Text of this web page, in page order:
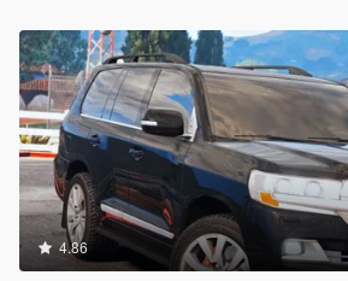
4.86